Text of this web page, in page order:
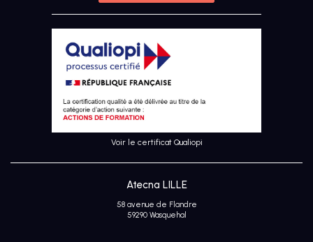
UX &
DESIGN
THINKING
UI
Avis
Voir le certificat Qualiopi
Atecna LILLE
58 avenue de Flandre
59290 Wasquehal